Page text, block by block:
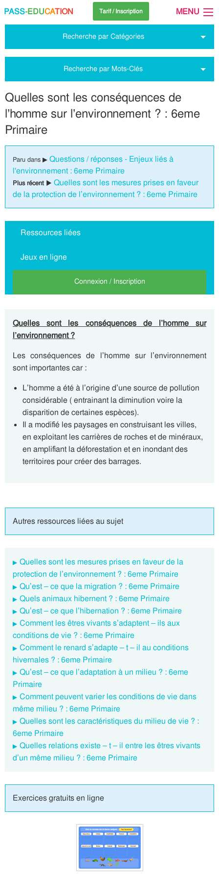
PASS-EDUCATION Tarif / Inscription MENU
Recherche par Catégories
Recherche par Mots-Clés
Quelles sont les conséquences de
l’homme sur l’environnement ? : 6eme
Primaire
Paru dans ▶ Questions / réponses - Enjeux liés à
l'environnement : 6eme Primaire
Plus récent ▶ Quelles sont les mesures prises en faveur
de la protection de l’environnement ? : 6eme Primaire
Ressources liées
Jeux en ligne
Connexion / Inscription
Quelles sont les conséquences de l’homme sur
l’environnement ?
Les conséquences de l’homme sur l’environnement
sont importantes car :
L’homme a été à l’origine d’une source de pollution
considérable ( entrainant la diminution voire la
disparition de certaines espèces).
Il a modifié les paysages en construisant les villes,
en exploitant les carrières de roches et de minéraux,
en amplifiant la déforestation et en inondant des
territoires pour créer des barrages.
Autres ressources liées au sujet
Quelles sont les mesures prises en faveur de la
protection de l’environnement ? : 6eme Primaire
Qu’est – ce que la migration ? : 6eme Primaire
Quels animaux hibernent ? : 6eme Primaire
Qu’est – ce que l’hibernation ? : 6eme Primaire
Comment les êtres vivants s’adaptent – ils aux
conditions de vie ? : 6eme Primaire
Comment le renard s’adapte – t – il au conditions
hivernales ? : 6eme Primaire
Qu’est – ce que l’adaptation à un milieu ? : 6eme
Primaire
Comment peuvent varier les conditions de vie dans
même milieu ? : 6eme Primaire
Quelles sont les caractéristiques du milieu de vie ? :
6eme Primaire
Quelles relations existe – t – il entre les êtres vivants
d’un même milieu ? : 6eme Primaire
Exercices gratuits en ligne